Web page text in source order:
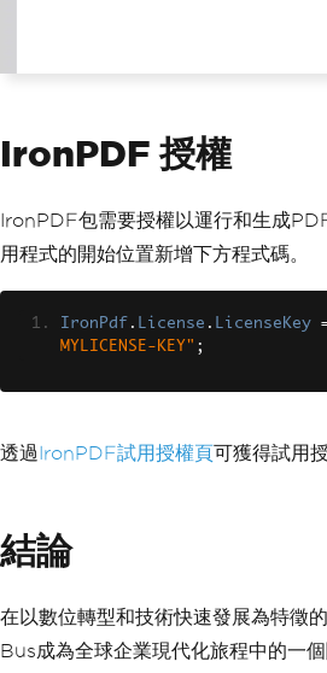
IronPDF 授權
IronPDF包需要授權以運行和生成
用程式的開始位置新增下方程式碼。
IronPdf . License . LicenseKey
MYLICENSE-KEY" ;
透過IronPDF試用授權頁可獲得試用授
結論
在以數位轉型和技術快速發展為特徵
Bus成為全球企業現代化旅程中的一